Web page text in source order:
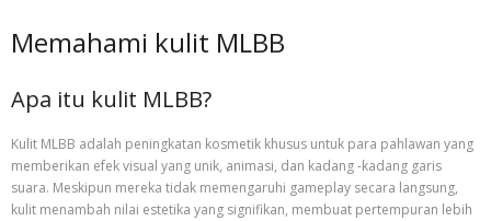
Memahami kulit MLBB
Apa itu kulit MLBB?
Kulit MLBB adalah peningkatan kosmetik khusus untuk para pahlawan yang
memberikan efek visual yang unik, animasi, dan kadang -kadang garis
suara. Meskipun mereka tidak memengaruhi gameplay secara langsung,
kulit menambah nilai estetika yang signifikan, membuat pertempuran lebih